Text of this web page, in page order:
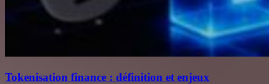
Tokenisation finance : définition et enjeux